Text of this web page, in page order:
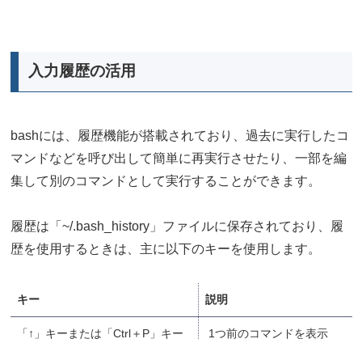
入力履歴の活用
bashには、履歴機能が搭載されており、過去に実行したコ
マンドなどを呼び出して簡単に再実行させたり、一部を編
集して別のコマンドとして実行することができます。
履歴は「~/.bash_history」ファイルに保存されており、履
歴を使用するときは、主に以下のキーを使用します。
キー 説明
「↑」キーまたは「Ctrl＋P」キー 1つ前のコマンドを表示